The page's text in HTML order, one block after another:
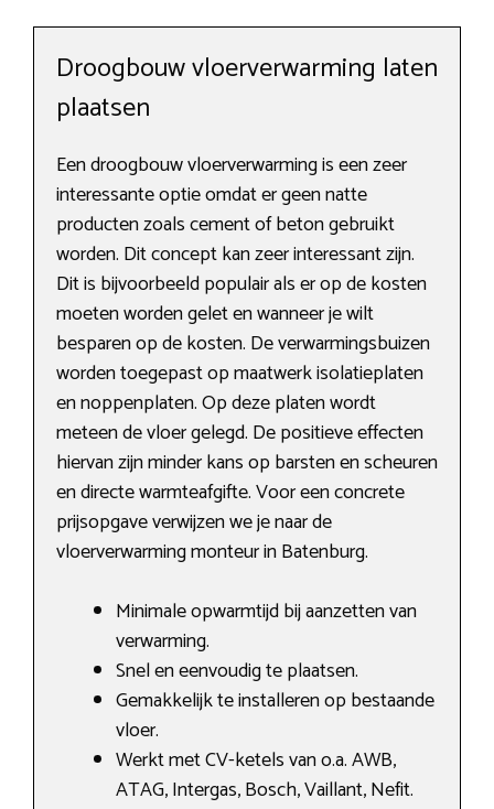
Droogbouw vloerverwarming laten
plaatsen
Een droogbouw vloerverwarming is een zeer
interessante optie omdat er geen natte
producten zoals cement of beton gebruikt
worden. Dit concept kan zeer interessant zijn.
Dit is bijvoorbeeld populair als er op de kosten
moeten worden gelet en wanneer je wilt
besparen op de kosten. De verwarmingsbuizen
worden toegepast op maatwerk isolatieplaten
en noppenplaten. Op deze platen wordt
meteen de vloer gelegd. De positieve effecten
hiervan zijn minder kans op barsten en scheuren
en directe warmteafgifte. Voor een concrete
prijsopgave verwijzen we je naar de
vloerverwarming monteur in Batenburg.
Minimale opwarmtijd bij aanzetten van
verwarming.
Snel en eenvoudig te plaatsen.
Gemakkelijk te installeren op bestaande
vloer.
Werkt met CV-ketels van o.a. AWB,
ATAG, Intergas, Bosch, Vaillant, Nefit.